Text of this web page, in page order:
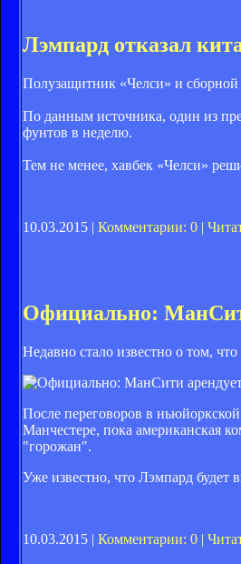
Лэмпард отказал
Полузащитник «Челси» и сборной
По данным источника, один из
фунтов в неделю.
Тем не менее, хавбек «Челси»
10.03.2015 | Комментарии: 0 |
Официально:
Недавно стало известно о том,
После переговоров в
Манчестере, пока американская
"горожан".
Уже известно, что Лэмпард
10.03.2015 | Комментарии: 0 |